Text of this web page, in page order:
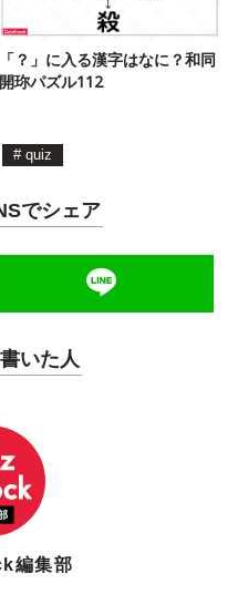
「？」に入る漢字はなに？和同
開珎パズル112
# quiz
でシェア
いた人
編集部